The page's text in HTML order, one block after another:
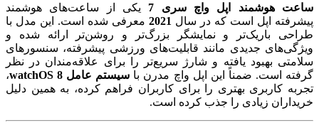
ساعت هوشمند اپل واچ سری 7
یکی از ساعت‌های هوشمند
پیشرفته اپل است که در سال 2021 معرفی شده است. این مدل با
طراحی باریک‌تر و نمایشگر بزرگ‌تر و روشن‌تر ارائه شده و
ویژگی‌های جدیدی مانند قابلیت‌های ورزشی پیشرفته، سنسورهای
سلامتی بهبود یافته و شارژ سریع‌تر را برای علاقه‌مندان در نظر
گرفته است. ضمناً این اپل واچ مدرن با سیستم‌ عامل watchOS 8
،
تجربه کاربری بهتری را برای کاربران فراهم کرده، به همین دلیل
خریداران زیادی را جذب کرده است.